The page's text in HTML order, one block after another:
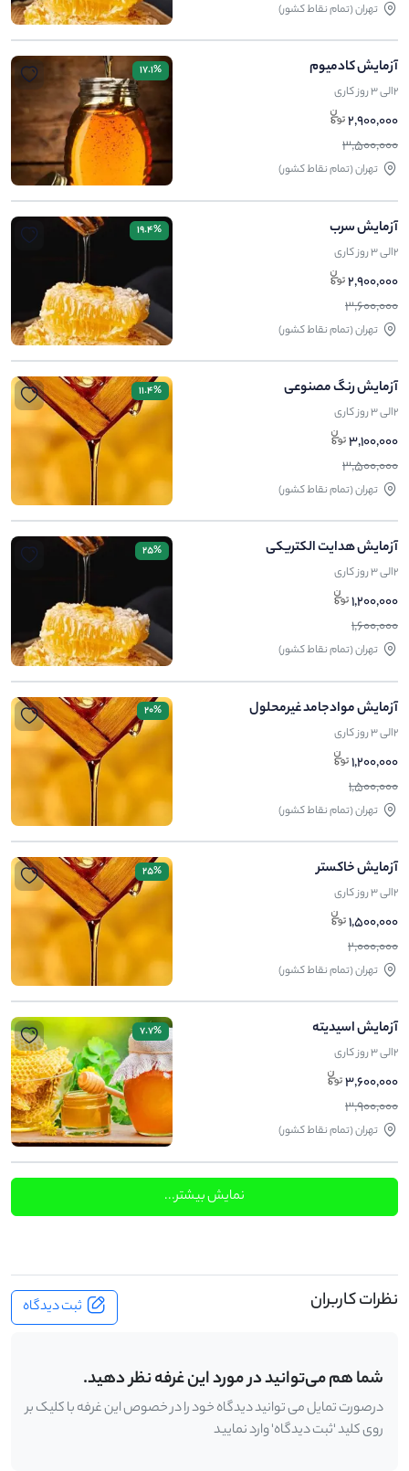
تهران (تمام نقاط کشور)
آزمایش کادمیوم
2الی 3 روز کاری
2,900,000
3,500,000
تهران (تمام نقاط کشور)
17.1%
آزمایش سرب
2الی 3 روز کاری
2,900,000
3,600,000
تهران (تمام نقاط کشور)
19.4%
آزمایش رنگ مصنوعی
2الی 3 روز کاری
3,100,000
3,500,000
تهران (تمام نقاط کشور)
11.4%
آزمایش هدایت الکتریکی
2الی 3 روز کاری
1,200,000
1,600,000
تهران (تمام نقاط کشور)
25%
آزمایش موادجامد غیرمحلول
2الی 3 روز کاری
1,200,000
1,500,000
تهران (تمام نقاط کشور)
20%
آزمایش خاکستر
2الی 3 روز کاری
1,500,000
2,000,000
تهران (تمام نقاط کشور)
25%
آزمایش اسیدیته
2الی 3 روز کاری
3,600,000
3,900,000
تهران (تمام نقاط کشور)
7.7%
نمایش بیشتر...
نظرات کاربران ثبت دیدگاه
شما هم می‌توانید در مورد این غرفه نظر دهید.
درصورت تمایل می توانید دیدگاه خود را در خصوص این غرفه با کلیک بر
روی کلید 'ثبت دیدگاه' وارد نمایید